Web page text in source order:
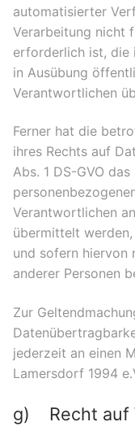
automatisierter
Verarbeitung nicht
erforderlich ist, die
in Ausübung
Verantwortlichen
Ferner hat die
ihres Rechts auf
Abs. 1 DS-GVO
Verantwortlichen
übermittelt
und sofern hiervon
anderer Personen
Zur
jederzeit an einen
Lamersdorf 1994
g) Recht auf